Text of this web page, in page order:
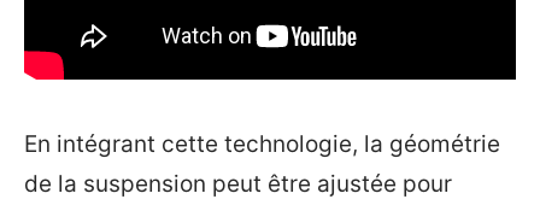
En intégrant cette technologie, la géométrie
de la suspension peut être ajustée pour